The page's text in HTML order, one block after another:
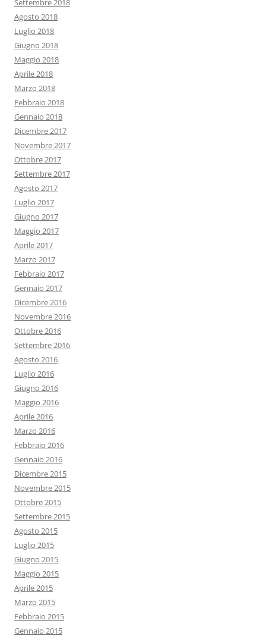
Settembre 2018
Agosto 2018
Luglio 2018
Giugno 2018
Maggio 2018
Aprile 2018
Marzo 2018
Febbraio 2018
Gennaio 2018
Dicembre 2017
Novembre 2017
Ottobre 2017
Settembre 2017
Agosto 2017
Luglio 2017
Giugno 2017
Maggio 2017
Aprile 2017
Marzo 2017
Febbraio 2017
Gennaio 2017
Dicembre 2016
Novembre 2016
Ottobre 2016
Settembre 2016
Agosto 2016
Luglio 2016
Giugno 2016
Maggio 2016
Aprile 2016
Marzo 2016
Febbraio 2016
Gennaio 2016
Dicembre 2015
Novembre 2015
Ottobre 2015
Settembre 2015
Agosto 2015
Luglio 2015
Giugno 2015
Maggio 2015
Aprile 2015
Marzo 2015
Febbraio 2015
Gennaio 2015